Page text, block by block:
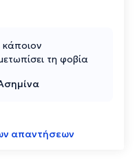
κάποιον
τη φοβία
απαντήσεων